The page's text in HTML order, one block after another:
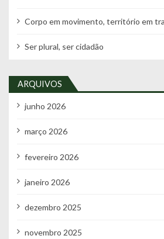
Corpo em movimento, território em
Ser plural, ser cidadão
ARQUIVOS
junho 2026
março 2026
fevereiro 2026
janeiro 2026
dezembro 2025
novembro 2025